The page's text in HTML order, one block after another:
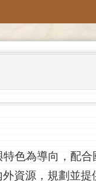
色為導向，配
資源，規劃並